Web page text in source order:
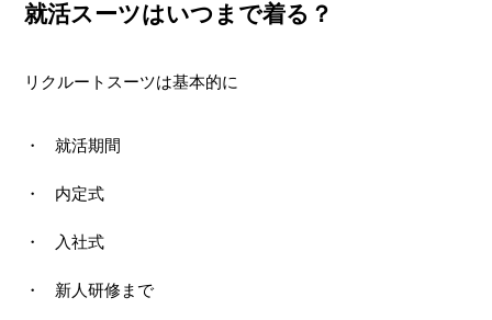
就活スーツはいつまで着る？
リクルートスーツは基本的に
就活期間
内定式
入社式
新人研修まで